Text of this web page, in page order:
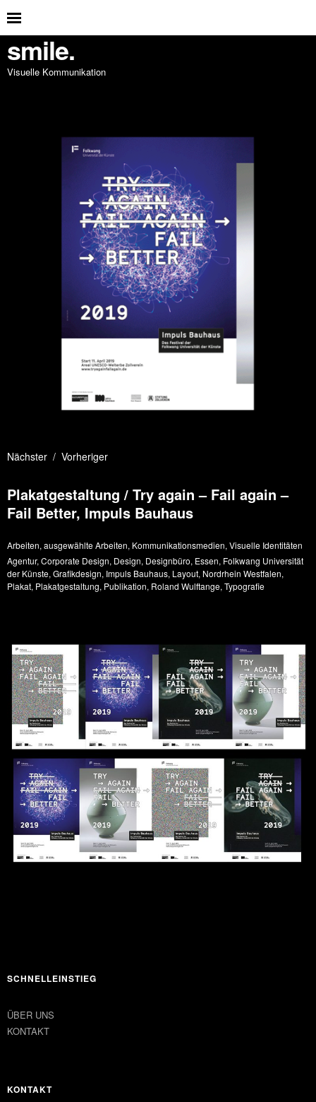
smile.
Visuelle Kommunikation
Vorheriger
Nächster
Plakatgestaltung / Try again – Fail again –
Fail Better, Impuls Bauhaus
Arbeiten, ausgewählte Arbeiten, Kommunikationsmedien, Visuelle Identitäten
Agentur, Corporate Design, Design, Designbüro, Essen, Folkwang Universität
der Künste, Grafikdesign, Impuls Bauhaus, Layout, Nordrhein Westfalen,
Plakat, Plakatgestaltung, Publikation, Roland Wulftange, Typografie
SCHNELLEINSTIEG
ÜBER UNS
KONTAKT
KONTAKT